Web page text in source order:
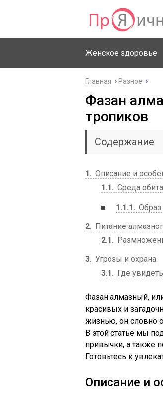
Женское здоровье
Главная Разное
Фазан
тропиков
Содержание
1
Описание и
1.1
Среда
1.1.1
2
Питание
2.1
3 Угрозы и охрана
3.1
Где
Фазан алмазный,
красивых и
жизнью, он словно
В этой статье мы
привычки, а также
Готовьтесь к
Описание и